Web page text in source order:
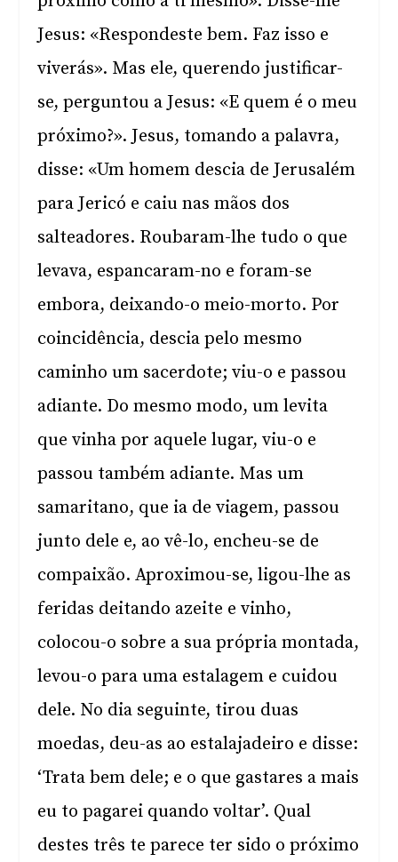
Jesus: «Respondeste bem. Faz isso e
viverás». Mas ele, querendo justificar-
se, perguntou a Jesus: «E quem é o meu
próximo?». Jesus, tomando a palavra,
disse: «Um homem descia de Jerusalém
para Jericó e caiu nas mãos dos
salteadores. Roubaram-lhe tudo o que
levava, espancaram-no e foram-se
embora, deixando-o meio-morto. Por
coincidência, descia pelo mesmo
caminho um sacerdote; viu-o e passou
adiante. Do mesmo modo, um levita
que vinha por aquele lugar, viu-o e
passou também adiante. Mas um
samaritano, que ia de viagem, passou
junto dele e, ao vê-lo, encheu-se de
compaixão. Aproximou-se, ligou-lhe as
feridas deitando azeite e vinho,
colocou-o sobre a sua própria montada,
levou-o para uma estalagem e cuidou
dele. No dia seguinte, tirou duas
moedas, deu-as ao estalajadeiro e disse:
‘Trata bem dele; e o que gastares a mais
eu to pagarei quando voltar’. Qual
destes três te parece ter sido o próximo